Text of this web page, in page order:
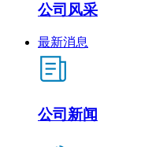
公司风采
最新消息
公司新闻